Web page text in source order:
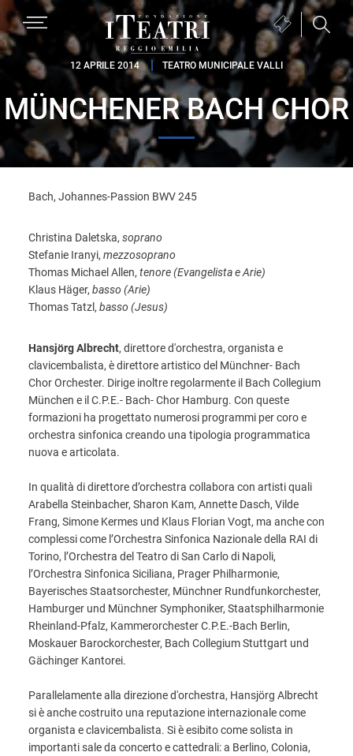
Passa
alla
navigazione
primaria
Passa
al
contenuto
principale
Passa
al
piè
pagina
Fondazione
Teatri
Reggio
Emilia
Biglietteria
(si
apre
in
una
nuova
finestra)
12 APRILE 2014 TEATRO MUNICIPALE VALLI
MÜNCHENER BACH CHOR
Bach, Johannes-Passion BWV 245
Christina Daletska, soprano
Stefanie Iranyi, mezzosoprano
Thomas Michael Allen, tenore (Evangelista e Arie)
Klaus Häger, basso (Arie)
Thomas Tatzl, basso (Jesus)
Hansjörg Albrecht, direttore d'orchestra, organista e
clavicembalista, è direttore artistico del Münchner- Bach
Chor Orchester. Dirige inoltre regolarmente il Bach Collegium
München e il C.P.E.- Bach- Chor Hamburg. Con queste
formazioni ha progettato numerosi programmi per coro e
orchestra sinfonica creando una tipologia programmatica
nuova e articolata.
In qualità di direttore d’orchestra collabora con artisti quali
Arabella Steinbacher, Sharon Kam, Annette Dasch, Vilde
Frang, Simone Kermes und Klaus Florian Vogt, ma anche con
complessi come l’Orchestra Sinfonica Nazionale della RAI di
Torino, l’Orchestra del Teatro di San Carlo di Napoli,
l’Orchestra Sinfonica Siciliana, Prager Philharmonie,
Bayerisches Staatsorchester, Münchner Rundfunkorchester,
Hamburger und Münchner Symphoniker, Staatsphilharmonie
Rheinland-Pfalz, Kammerorchester C.P.E.-Bach Berlin,
Moskauer Barockorchester, Bach Collegium Stuttgart und
Gächinger Kantorei.
Parallelamente alla direzione d'orchestra, Hansjörg Albrecht
si è anche costruito una reputazione internazionale come
organista e clavicembalista. Si è esibito come solista in
importanti sale da concerto e cattedrali: a Berlino, Colonia,